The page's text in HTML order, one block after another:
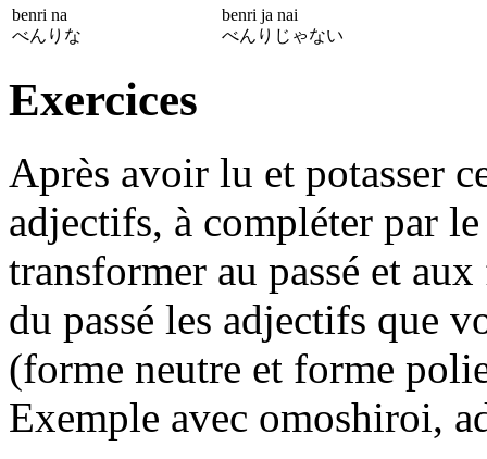
benri na
べんりな
benri ja nai
べんりじゃない
Exercices
Après avoir lu et potasser
adjectifs, à compléter par
transformer au passé et
du passé les adjectifs que
(forme neutre et forme
Exemple avec omoshiroi,